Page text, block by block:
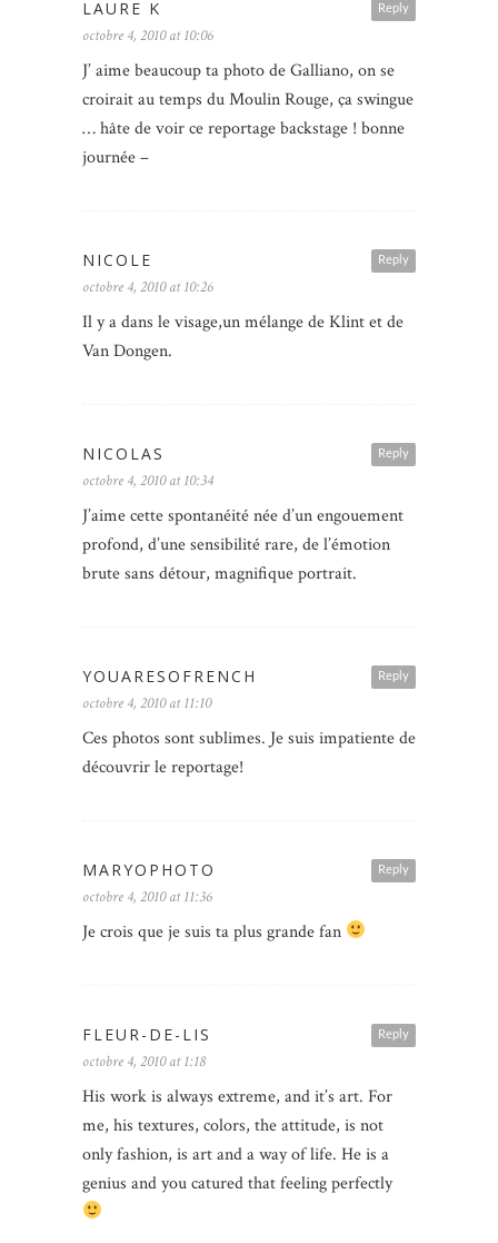
Reply
LAURE K
octobre 4, 2010 at 10:06
J’ aime beaucoup ta photo de Galliano, on se
croirait au temps du Moulin Rouge, ça swingue
… hâte de voir ce reportage backstage ! bonne
journée –
Reply
NICOLE
octobre 4, 2010 at 10:26
Il y a dans le visage,un mélange de Klint et de
Van Dongen.
Reply
NICOLAS
octobre 4, 2010 at 10:34
J’aime cette spontanéité née d’un engouement
profond, d’une sensibilité rare, de l’émotion
brute sans détour, magnifique portrait.
Reply
YOUARESOFRENCH
octobre 4, 2010 at 11:10
Ces photos sont sublimes. Je suis impatiente de
découvrir le reportage!
Reply
MARYOPHOTO
octobre 4, 2010 at 11:36
Je crois que je suis ta plus grande fan
Reply
FLEUR-DE-LIS
octobre 4, 2010 at 1:18
His work is always extreme, and it’s art. For
me, his textures, colors, the attitude, is not
only fashion, is art and a way of life. He is a
genius and you catured that feeling perfectly